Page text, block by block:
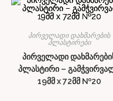
პირველადი დახმარების
პლასტირები
პირველადი
პლასტირი –
19მმ x 72მმ №20